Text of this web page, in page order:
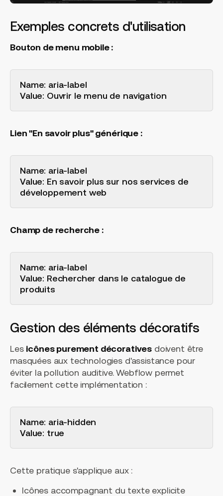
Exemples concrets d'utilisation
Bouton de menu mobile :
Name: aria-label
Value: Ouvrir le menu de navigation
Lien "En savoir plus" générique :
Name: aria-label
Value: En savoir plus sur nos services de
développement web
Champ de recherche :
Name: aria-label
Value: Rechercher dans le catalogue de
produits
Gestion des éléments décoratifs
Les icônes purement décoratives doivent être
masquées aux technologies d'assistance pour
éviter la pollution auditive. Webflow permet
facilement cette implémentation :
Name: aria-hidden
Value: true
Cette pratique s'applique aux :
Icônes accompagnant du texte explicite